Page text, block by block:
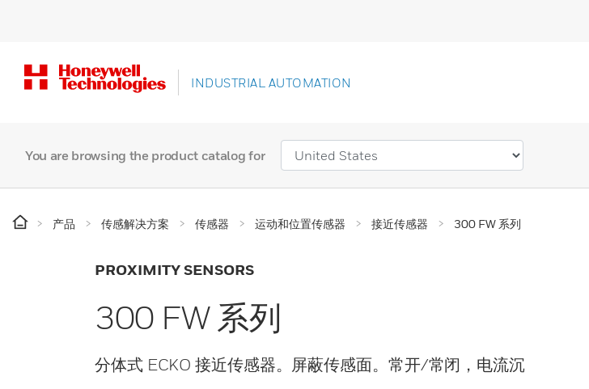
INDUSTRIAL AUTOMATION
You are browsing the product catalog for
产品 传感解决方案 传感器 运动和位置传感器 接近传感器 300 FW 系列
PROXIMITY SENSORS
300 FW 系列
分体式 ECKO 接近传感器。屏蔽传感面。常开/常闭，电流沉